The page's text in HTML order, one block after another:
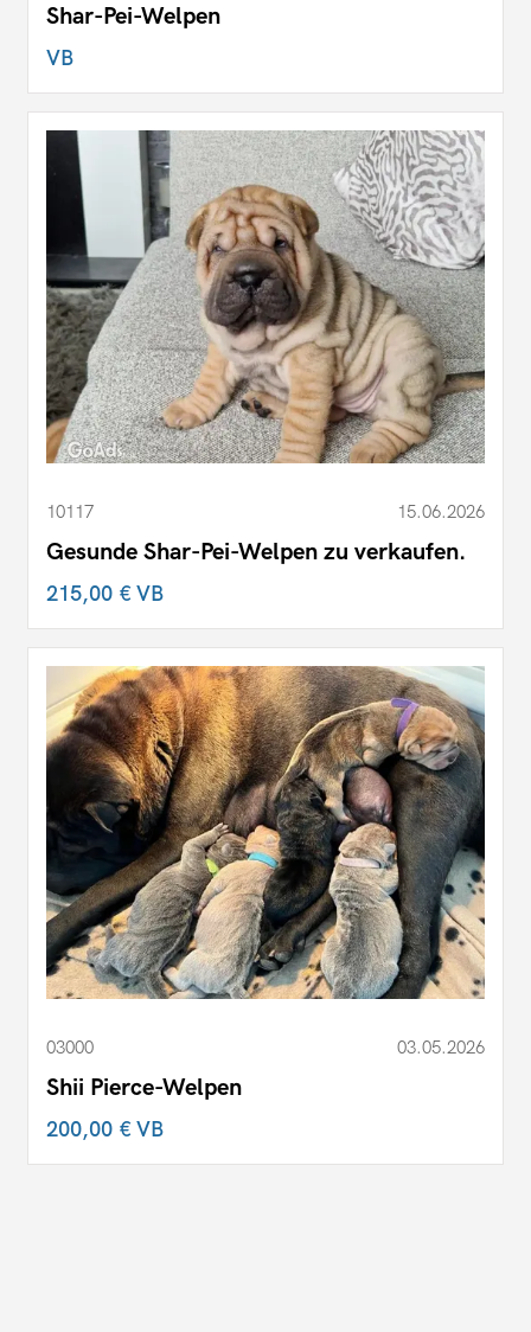
Shar-Pei-Welpen
VB
10117 15.06.2026
Gesunde Shar-Pei-Welpen zu verkaufen.
215,00 €VB
03000 03.05.2026
Shii Pierce-Welpen
200,00 €VB